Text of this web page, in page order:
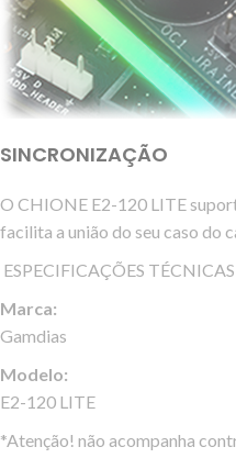
SINCRONIZAÇÃO
O CHIONE E2-120 LITE
facilita a união do seu caso do
ESPECIFICAÇÕES TÉCNICAS
Marca:
Gamdias
Modelo:
E2-120 LITE
*Atenção! não acompanha